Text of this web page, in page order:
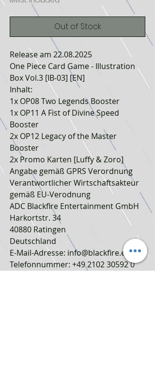
Out of Stock
Release am 22.08.2025
One Piece Card Game - Illustration
Box Vol.3 [IB‑03] [EN]
Inhalt:
1x OP08 Two Legends Booster
1x OP11 A Fist of Divine Speed
Booster
2x OP12 Legacy of the Master
Booster
2x Promo Karten [Luffy & Zoro]
Angabe gemäß GPRS Verordnung
Verantwortlicher Wirtschaftsakteur
gemäß EU-Verodnung
ADC Blackfire Entertainment GmbH
Harkortstr. 34
40880 Ratingen
Deutschland
E-Mail-Adresse: info@blackfire.eu
Telefonnummer: +49 2102 30592 0